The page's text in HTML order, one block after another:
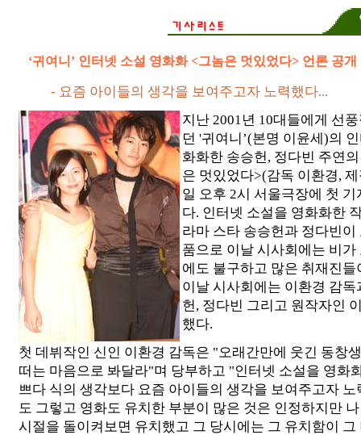
‘귀여니’ 인터넷 소설 영화화 <그놈은 멋있었다> 언론 공개
- 요즘 아이들의 생각을 보여주고자 노력했다...
지난 2001년 10대들에게 선
던 '귀여니’(본명 이윤세)의
화화한 송승헌, 정다빈 주연
은 멋있었다>(감독 이환경,
일 오후 2시 서울극장에 첫
다. 인터넷 소설을 영화화한
라마 스타 송승헌과 정다빈이
품으로 이날 시사회에는 비가
에도 불구하고 많은 취재진들
이날 시사회에는 이환경 감
헌, 정다빈 그리고 원작자인
했다.
첫 데뷔작인 신인 이환경 감독은 "오래간만에 웃긴 동창
떠는 마음으로 봐달라"며 당부하고 "인터넷 소설을 영화
쁘다 식의 생각보다 요즘 아이들의 생각을 보여주고자
도 그렇고 영화도 유치한 부분이 많은 것은 인정하지만
시절을 돌이켜보면 유치했고 그 당시에는 그 유치함이